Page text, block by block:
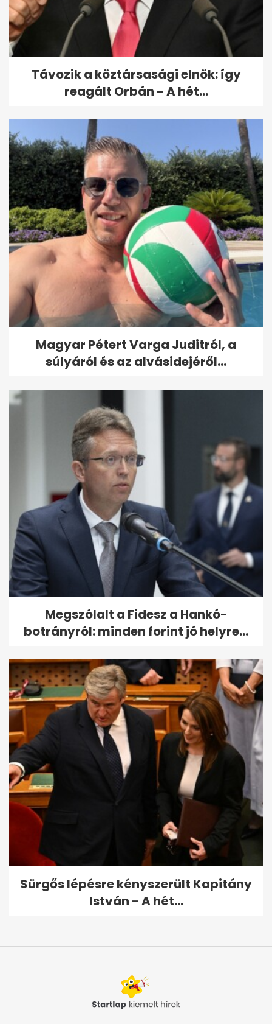
2,8-as földrengést mértek
Romániában, Gătaia
közelében
Távozik a köztársasági elnök: így
reagált Orbán - A hét...
Magyar Pétert Varga Juditról, a
súlyáról és az alvásidejéről...
Megszólalt a Fidesz a Hankó-
botrányról: minden forint jó helyre...
Sürgős lépésre kényszerült Kapitány
István - A hét...